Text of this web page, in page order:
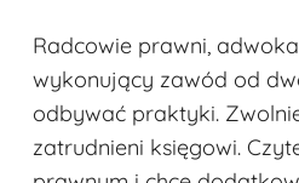
Radcowie prawni,
wykonujący zawód od
odbywać praktyki.
zatrudnieni księgowi.